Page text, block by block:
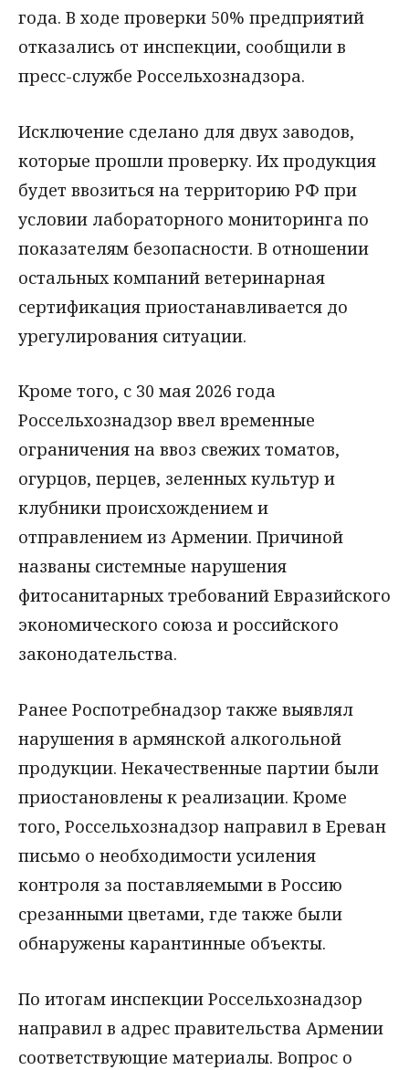
года. В ходе проверки 50% предприятий
отказались от инспекции, сообщили в
пресс-службе Россельхознадзора.
Исключение сделано для двух заводов,
которые прошли проверку. Их продукция
будет ввозиться на территорию РФ при
условии лабораторного мониторинга по
показателям безопасности. В отношении
остальных компаний ветеринарная
сертификация приостанавливается до
урегулирования ситуации.
Кроме того, с 30 мая 2026 года
Россельхознадзор ввел временные
ограничения на ввоз свежих томатов,
огурцов, перцев, зеленных культур и
клубники происхождением и
отправлением из Армении. Причиной
названы системные нарушения
фитосанитарных требований Евразийского
экономического союза и российского
законодательства.
Ранее Роспотребнадзор также выявлял
нарушения в армянской алкогольной
продукции. Некачественные партии были
приостановлены к реализации. Кроме
того, Россельхознадзор направил в Ереван
письмо о необходимости усиления
контроля за поставляемыми в Россию
срезанными цветами, где также были
обнаружены карантинные объекты.
По итогам инспекции Россельхознадзор
направил в адрес правительства Армении
соответствующие материалы. Вопрос о